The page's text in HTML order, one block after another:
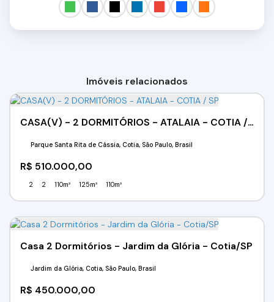
Imóveis relacionados
CASA(V) - 2 DORMITÓRIOS - ATALAIA - COTIA / SP
R$ 510.000,00
Parque Santa Rita de Cássia, Cotia, São Paulo, Brasil
2 2 110m² 125m² 110m²
Casa 2 Dormitórios - Jardim da Glória - Cotia/SP
R$ 450.000,00
Jardim da Glória, Cotia, São Paulo, Brasil